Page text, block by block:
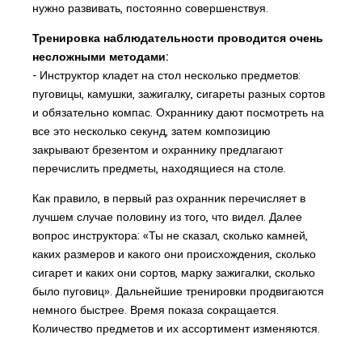
нужно развивать, постоянно совершенствуя.
Тренировка наблюдательности проводится очень
несложными методами:
- Инструктор кладет на стол несколько предметов:
пуговицы, камушки, зажигалку, сигареты разных сортов
и обязательно компас. Охраннику дают посмотреть на
все это несколько секунд, затем композицию
закрывают брезентом и охраннику предлагают
перечислить предметы, находящиеся на столе.
Как правило, в первый раз охранник перечисляет в
лучшем случае половину из того, что видел. Далее
вопрос инструктора: «Ты не сказал, сколько камней,
каких размеров и какого они происхождения, сколько
сигарет и каких они сортов, марку зажигалки, сколько
было пуговиц». Дальнейшие тренировки продвигаются
немного быстрее. Время показа сокращается.
Количество предметов и их ассортимент изменяются.